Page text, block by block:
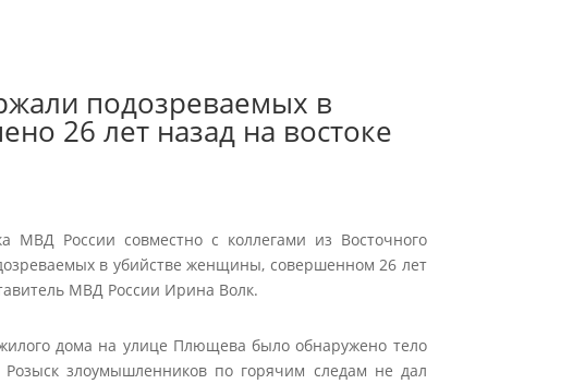
подозреваемых в
26 лет назад на востоке
МВД России совместно с коллегами из Восточного
в убийстве женщины, совершенном 26 лет
МВД России Ирина Волк.
дома на улице Плющева было обнаружено тело
злоумышленников по горячим следам не дал